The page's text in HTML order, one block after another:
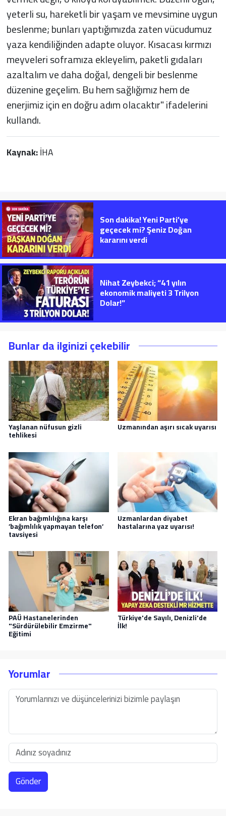
yeterli su, hareketli bir yaşam ve mevsimine uygun
beslenme; bunları yaptığımızda zaten vücudumuz
yaza kendiliğinden adapte oluyor. Kısacası kırmızı
meyveleri soframıza ekleyelim, paketli gıdaları
azaltalım ve daha doğal, dengeli bir beslenme
düzenine geçelim. Bu hem sağlığımız hem de
enerjimiz için en doğru adım olacaktır" ifadelerini
kullandı.
Kaynak:İHA
Son dakika! Yeni Parti’ye
geçecek mi? Şeniz Doğan
kararını verdi
Nihat Zeybekci; “41 yılın
ekonomik maliyeti 3 Trilyon
Dolar!”
Bunlar da ilginizi çekebilir
Yaşlanan nüfusun gizli
tehlikesi
Uzmanından aşırı sıcak uyarısı
Ekran bağımlılığına karşı
’bağımlılık yapmayan telefon’
tavsiyesi
Uzmanlardan diyabet
hastalarına yaz uyarısı!
PAÜ Hastanelerinden
"Sürdürülebilir Emzirme"
Eğitimi
Türkiye'de Sayılı, Denizli'de
İlk!
Yorumlar
Gönder